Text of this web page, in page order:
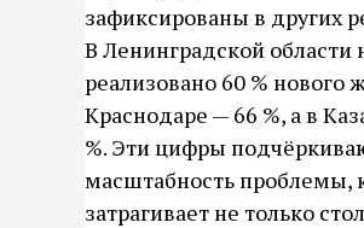
зафиксированы в других
В Ленинградской области
реализовано 60 % нового
Краснодаре — 66 %, а в
%. Эти цифры
масштабность проблемы,
затрагивает не только